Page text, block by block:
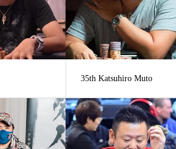
35th Katsuhiro Muto